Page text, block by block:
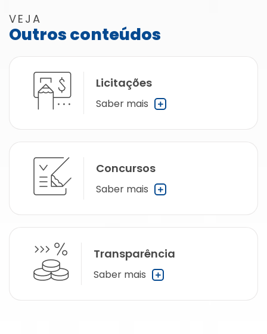
VEJA
Outros conteúdos
Licitações
Saber mais
Concursos
Saber mais
Transparência
Saber mais